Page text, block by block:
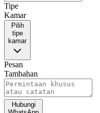
lokasi
strategis.
Pengalaman
menginap
yang
terlupakan
menanti
Anda.
WhatsApp:
6285124303977